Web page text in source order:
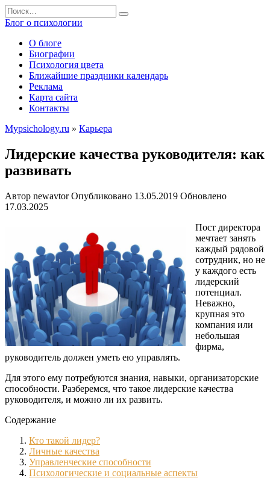
Перейти
к
Search
for:
Блог о психологии
О блоге
Биографии
Психология цвета
Ближайшие праздники календарь
Реклама
Карта сайта
Контакты
Mypsichology.ru » Карьера
Лидерские качества руководителя: как
развивать
Автор newavtor Опубликовано 13.05.2019 Обновлено
17.03.2025
Пост директора
мечтает занять
каждый рядовой
сотрудник, но не
у каждого есть
лидерский
потенциал.
Неважно,
крупная это
компания или
небольшая
фирма,
руководитель должен уметь ею управлять.
Для этого ему потребуются знания, навыки, организаторские
способности. Разберемся, что такое лидерские качества
руководителя, и можно ли их развить.
Содержание
Кто такой лидер?
Личные качества
Управленческие способности
Психологические и социальные аспекты